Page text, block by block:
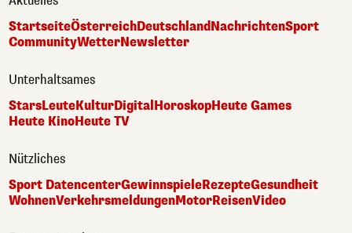
StartseiteÖsterreichDeutschlandNachrichtenSport
CommunityWetterNewsletter
Unterhaltsames
StarsLeuteKulturDigitalHoroskopHeute Games
Heute KinoHeute TV
Nützliches
Sport DatencenterGewinnspieleRezepteGesundheit
WohnenVerkehrsmeldungenMotorReisenVideo